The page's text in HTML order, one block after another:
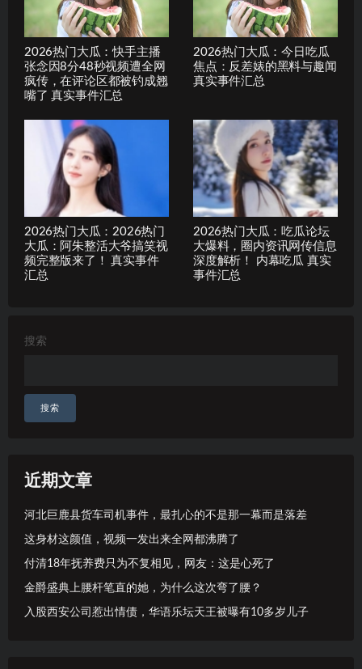
2026热门大瓜：快手主播
张念因8分48秒视频遭全网
疯传，在评论区都被钓成翘
嘴了 真实事件汇总
2026热门大瓜：今日吃瓜
焦点：反差婊的黑料与趣闻
真实事件汇总
2026热门大瓜：2026热门
大瓜：阿朱整活大爷搞笑视
频完整版来了！ 真实事件
汇总
2026热门大瓜：吃瓜论坛
大爆料，圈内资讯网传信息
深度解析！ 内幕吃瓜 真实
事件汇总
搜索
搜索
近期文章
河北巨鹿县货车司机事件，最扎心的不是那一幕而是落差
这身材这颜值，视频一发出来全网都沸腾了
付清18年抚养费只为不复相见，网友：这是心死了
金爵盛典上腰杆笔直的她，为什么这次弯了腰？
入股西安公司惹出情债，华语乐坛天王被曝有10多岁儿子